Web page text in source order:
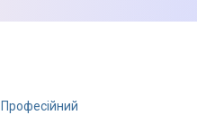
Професійний